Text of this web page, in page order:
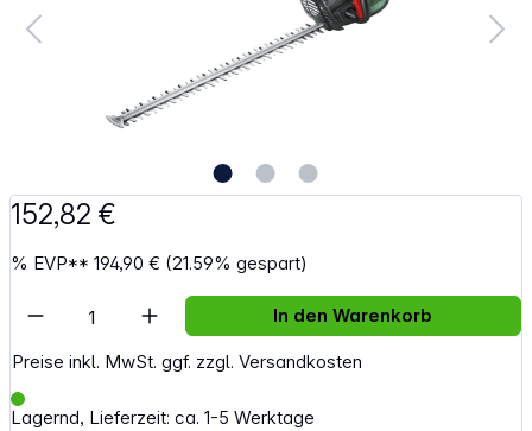
152,82 €
% EVP**194,90 € (21.59% gespart)
Preise inkl. MwSt. ggf. zzgl. Versandkosten
Lagernd, Lieferzeit: ca. 1-5 Werktage
Artikel Anzahl: Gib den gewünschten
In den Warenkorb